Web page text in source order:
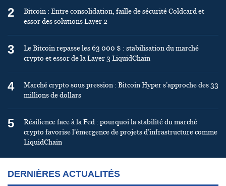
2
Bitcoin : Entre consolidation, faille de sécurité Coldcard et
essor des solutions Layer 2
3
Le Bitcoin repasse les 63 000 $ : stabilisation du marché
crypto et essor de la Layer 3 LiquidChain
4
Marché crypto sous pression : Bitcoin Hyper s’approche des 33
millions de dollars
5
Résilience face à la Fed : pourquoi la stabilité du marché
crypto favorise l’émergence de projets d’infrastructure comme
LiquidChain
DERNIÈRES ACTUALITÉS